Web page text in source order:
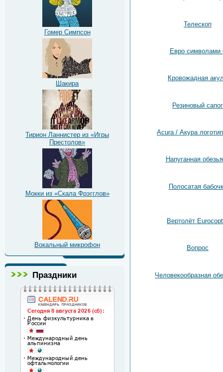
Гомер Симпсон
Шакира
Тирион Ланнистер из «Игры
Престолов»
Мокки из «Скала Фрэгглов»
Вокальный микрофон
Праздники
Телескоп
Евро символами
Кровожадная
Резиновый сапог
Acura / Акура
Напуганная
Полосатая
Вертолёт
Вопрос
Человекообразная